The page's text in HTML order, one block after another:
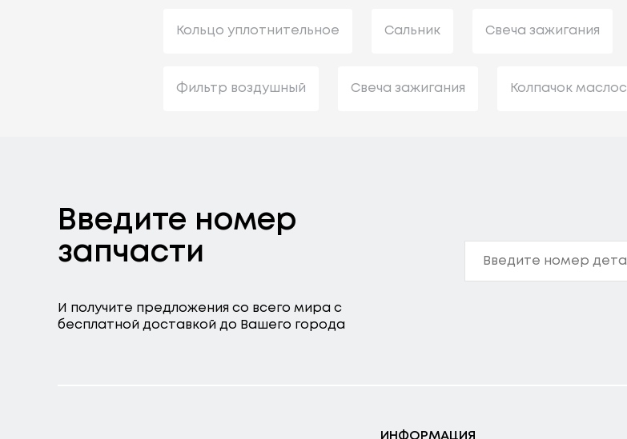
Кольцо уплотнительное Сальник Свеча зажигания
Фильтр воздушный Свеча зажигания Колпачок
Введите номер
запчасти
И получите предложения со всего мира с
бесплатной доставкой до Вашего города
ИНФОРМАЦИЯ